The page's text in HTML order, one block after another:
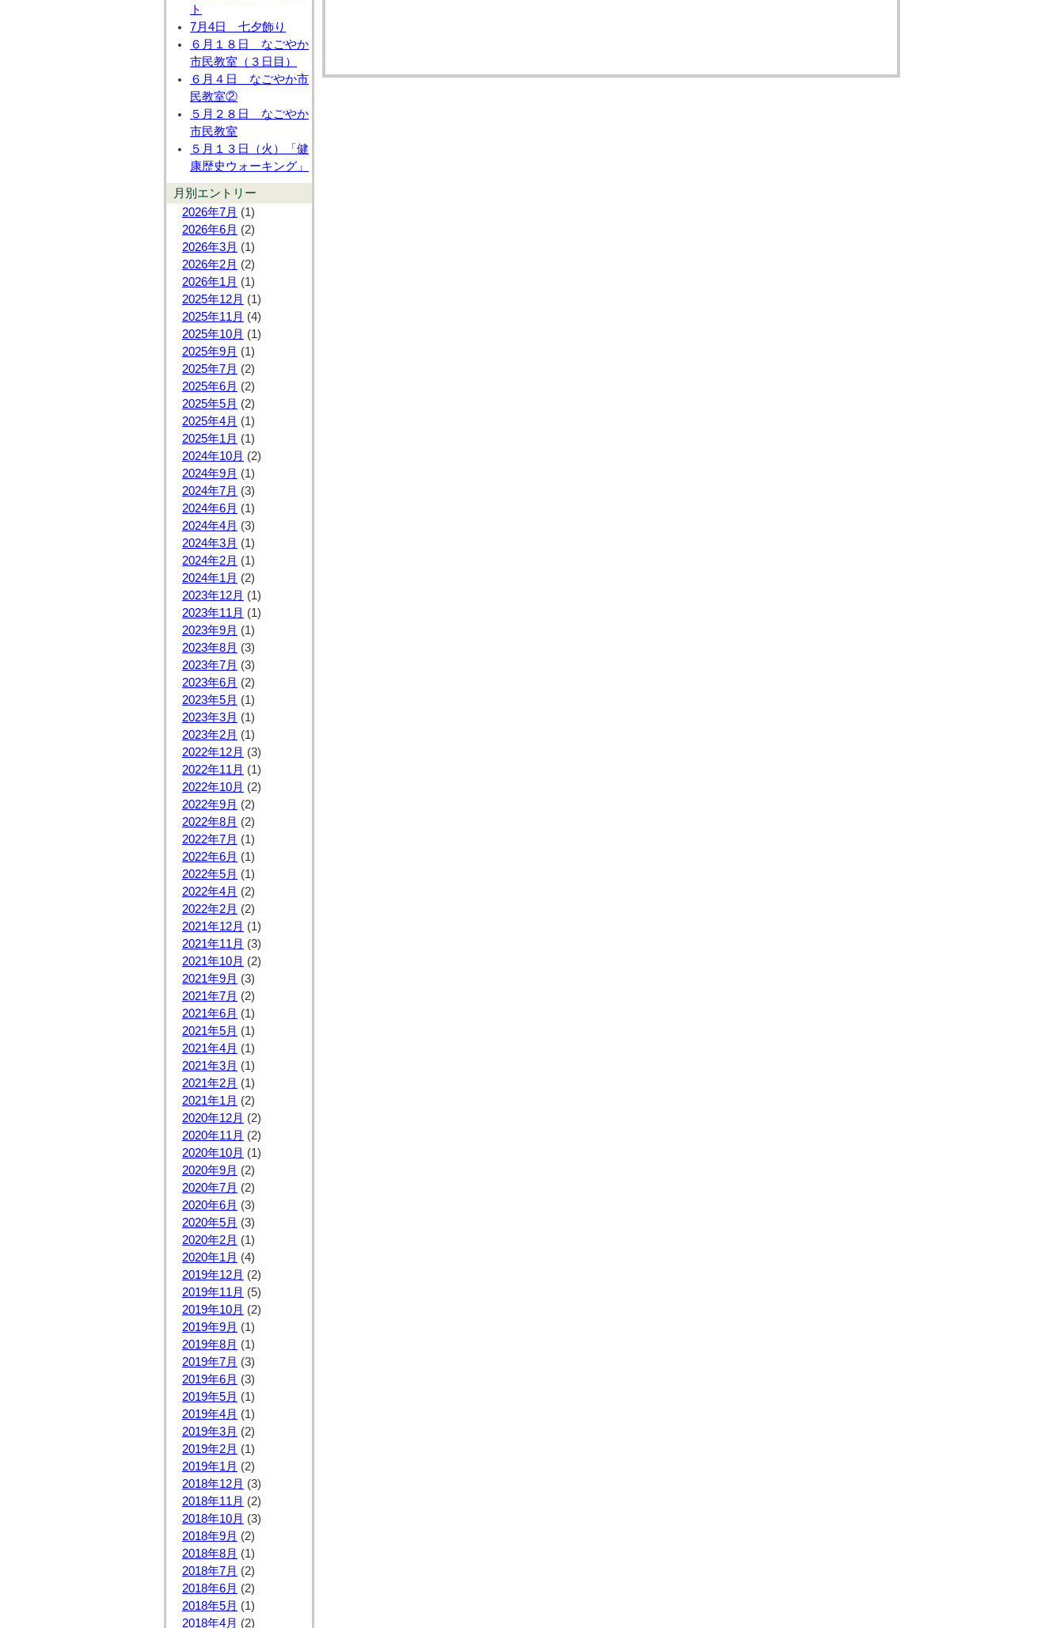
ト
7月4日 七夕飾り
６月１８日 なごやか
市民教室（３日目）
６月４日 なごやか市
民教室②
５月２８日 なごやか
市民教室
５月１３日（火）「健
康歴史ウォーキング」
月別エントリー
2026年7月 (1)
2026年6月 (2)
2026年3月 (1)
2026年2月 (2)
2026年1月 (1)
2025年12月 (1)
2025年11月 (4)
2025年10月 (1)
2025年9月 (1)
2025年7月 (2)
2025年6月 (2)
2025年5月 (2)
2025年4月 (1)
2025年1月 (1)
2024年10月 (2)
2024年9月 (1)
2024年7月 (3)
2024年6月 (1)
2024年4月 (3)
2024年3月 (1)
2024年2月 (1)
2024年1月 (2)
2023年12月 (1)
2023年11月 (1)
2023年9月 (1)
2023年8月 (3)
2023年7月 (3)
2023年6月 (2)
2023年5月 (1)
2023年3月 (1)
2023年2月 (1)
2022年12月 (3)
2022年11月 (1)
2022年10月 (2)
2022年9月 (2)
2022年8月 (2)
2022年7月 (1)
2022年6月 (1)
2022年5月 (1)
2022年4月 (2)
2022年2月 (2)
2021年12月 (1)
2021年11月 (3)
2021年10月 (2)
2021年9月 (3)
2021年7月 (2)
2021年6月 (1)
2021年5月 (1)
2021年4月 (1)
2021年3月 (1)
2021年2月 (1)
2021年1月 (2)
2020年12月 (2)
2020年11月 (2)
2020年10月 (1)
2020年9月 (2)
2020年7月 (2)
2020年6月 (3)
2020年5月 (3)
2020年2月 (1)
2020年1月 (4)
2019年12月 (2)
2019年11月 (5)
2019年10月 (2)
2019年9月 (1)
2019年8月 (1)
2019年7月 (3)
2019年6月 (3)
2019年5月 (1)
2019年4月 (1)
2019年3月 (2)
2019年2月 (1)
2019年1月 (2)
2018年12月 (3)
2018年11月 (2)
2018年10月 (3)
2018年9月 (2)
2018年8月 (1)
2018年7月 (2)
2018年6月 (2)
2018年5月 (1)
2018年4月 (2)